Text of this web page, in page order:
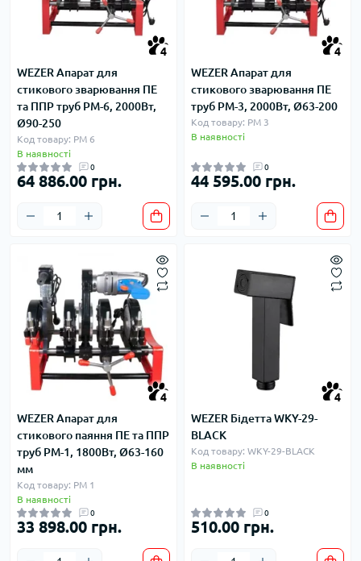
4
WEZER Апарат для
стикового зварювання ПЕ
та ППР труб РМ-6, 2000Вт,
Ø90-250
Код товару: PM 6
В наявності
0
64 886.00 грн.
4
WEZER Апарат для
стикового зварювання ПЕ
труб РМ-3, 2000Вт, Ø63-200
Код товару: PM 3
В наявності
0
44 595.00 грн.
4
WEZER Апарат для
стикового паяння ПЕ та ППР
труб РМ-1, 1800Вт, Ø63-160
мм
Код товару: PM 1
В наявності
0
33 898.00 грн.
4
WEZER Бідетта WKY-29-
BLACK
Код товару: WKY-29-BLACK
В наявності
0
510.00 грн.